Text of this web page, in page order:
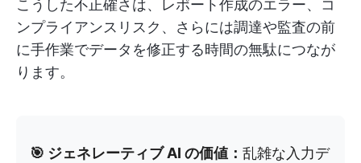
こうした不正確さは、レポート作成のエラー、コ
ンプライアンスリスク、さらには調達や監査の前
に手作業でデータを修正する時間の無駄につなが
ります。
🎯 ジェネレーティブ AI の価値： 乱雑な入力デ